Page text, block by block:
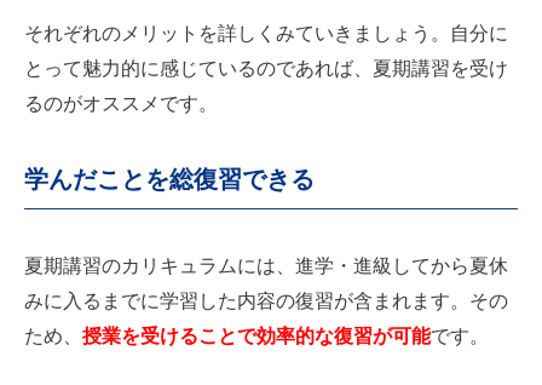
それぞれのメリットを詳しくみていきましょう。自分に
とって魅力的に感じているのであれば、夏期講習を受け
るのがオススメです。
学んだことを総復習できる
夏期講習のカリキュラムには、進学・進級してから夏休
みに入るまでに学習した内容の復習が含まれます。その
ため、 授業を受けることで効率的な復習が可能です。